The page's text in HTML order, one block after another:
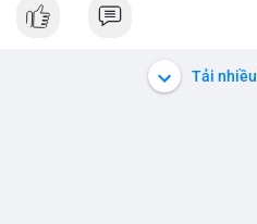
Tải